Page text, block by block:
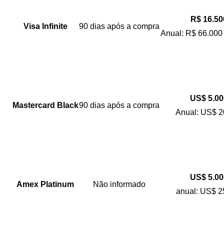
Visa Infinite 90 dias após a compra
R$
Anual: R$
Mastercard Black90 dias após a compra
US$
Anual: US$
Amex Platinum Não informado
US$
anual: US$